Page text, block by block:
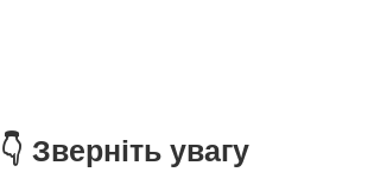
👇 Зверніть увагу